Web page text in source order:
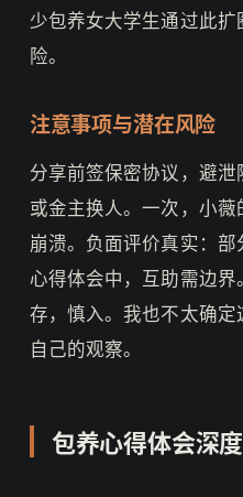
少包养女大学生通过此
险。
注意事项与潜在风险
分享前签保密协议，避
或金主换人。一次，小
崩溃。负面评价真实：
心得体会中，互助需边
存，慎入。我也不太确
自己的观察。
包养心得体会深